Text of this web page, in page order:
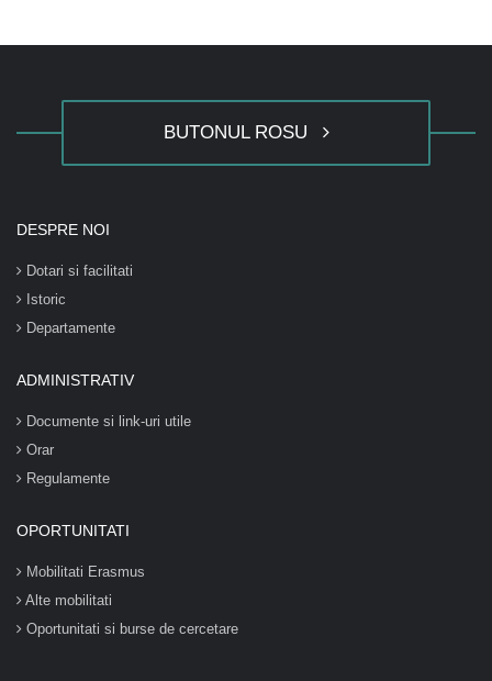
BUTONUL ROSU
DESPRE NOI
Dotari si facilitati
Istoric
Departamente
ADMINISTRATIV
Documente si link-uri utile
Orar
Regulamente
OPORTUNITATI
Mobilitati Erasmus
Alte mobilitati
Oportunitati si burse de cercetare